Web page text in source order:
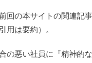
回の本サイトの関連記
用は要約）。
の悪い社員に『精神的